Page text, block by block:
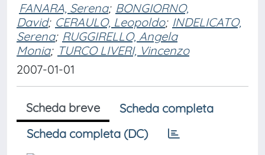
FANARA, Serena; BONGIORNO,
David; CERAULO, Leopoldo; INDELICATO,
Serena; RUGGIRELLO, Angela
Monia; TURCO LIVERI, Vincenzo
2007-01-01
Scheda breve
Scheda completa
Scheda completa (DC)